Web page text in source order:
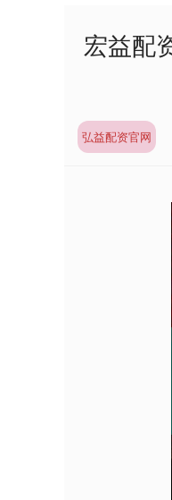
宏益配
弘益配资官网